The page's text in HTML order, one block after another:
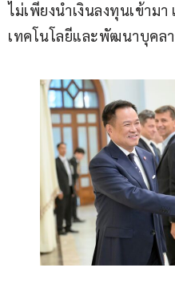
ไม่เพียงนำเงินลงทุนเข้าม
เทคโนโลยีและพัฒนาบุคล